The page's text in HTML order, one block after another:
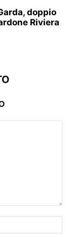
doppio
Riviera